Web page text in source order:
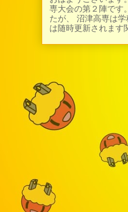
専大会の第２陣です
たが、 沼津高専は
は随時更新されます